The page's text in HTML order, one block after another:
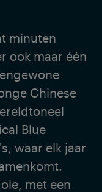
minuten
ook maar één
Chinese
Blue
waar elk jaar
met een